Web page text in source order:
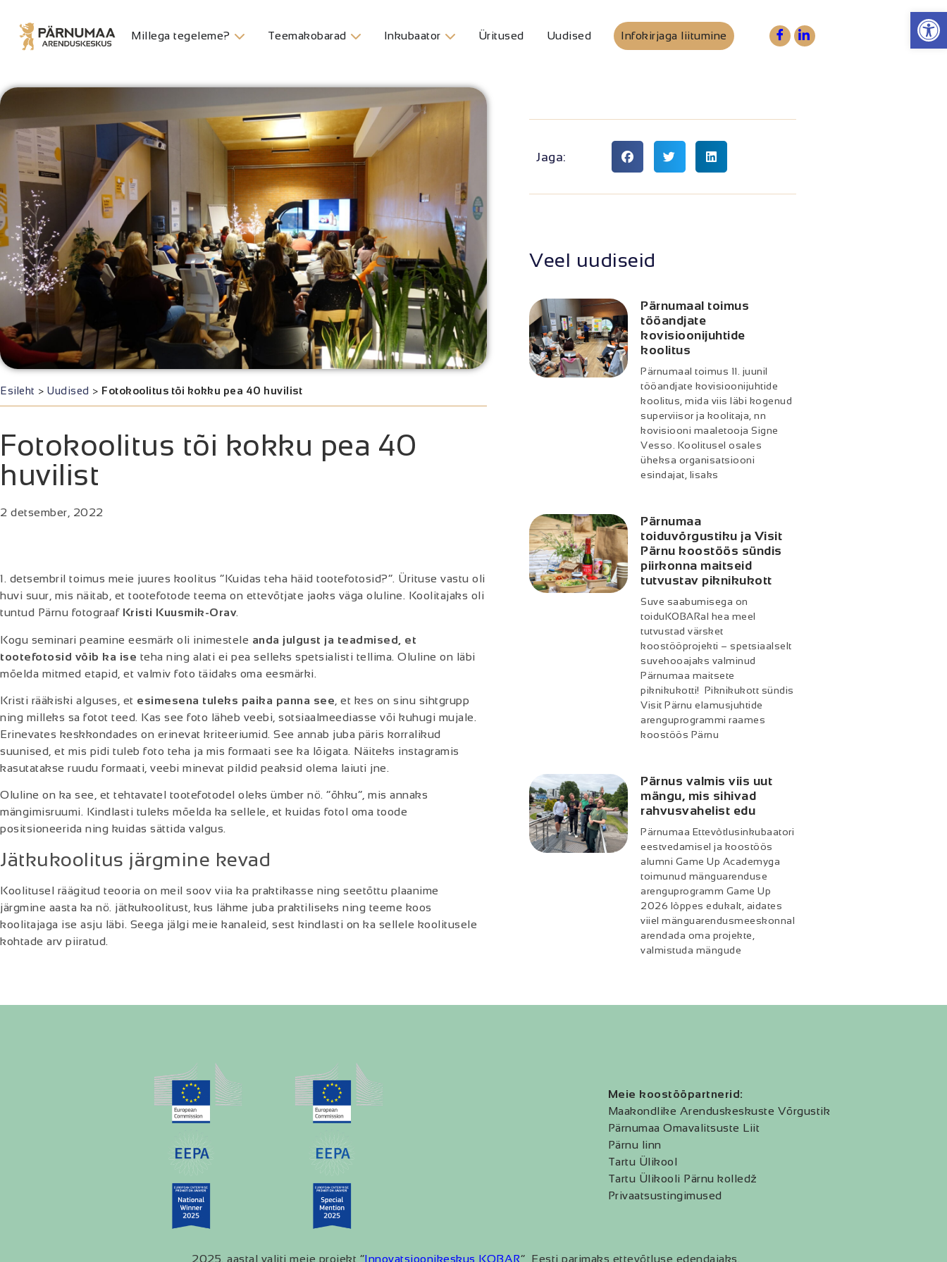
Millega tegeleme? Teemakobarad Inkubaator Üritused Uudised Infokirjaga liitumine
Esileht > Uudised > Fotokoolitus tõi kokku pea 40 huvilist
Fotokoolitus tõi kokku pea 40
huvilist
2 detsember, 2022
1. detsembril toimus meie juures koolitus “Kuidas teha häid tootefotosid?”. Ürituse vastu oli
huvi suur, mis näitab, et tootefotode teema on ettevõtjate jaoks väga oluline. Koolitajaks oli
tuntud Pärnu fotograaf Kristi Kuusmik-Orav.
Kogu seminari peamine eesmärk oli inimestele anda julgust ja teadmised, et
tootefotosid võib ka ise teha ning alati ei pea selleks spetsialisti tellima. Oluline on läbi
mõelda mitmed etapid, et valmiv foto täidaks oma eesmärki.
Kristi rääkiski alguses, et esimesena tuleks paika panna see , et kes on sinu sihtgrupp
ning milleks sa fotot teed. Kas see foto läheb veebi, sotsiaalmeediasse või kuhugi mujale.
Erinevates keskkondades on erinevat kriteeriumid. See annab juba päris korralikud
suunised, et mis pidi tuleb foto teha ja mis formaati see ka lõigata. Näiteks instagramis
kasutatakse ruudu formaati, veebi minevat pildid peaksid olema laiuti jne.
Oluline on ka see, et tehtavatel tootefotodel oleks ümber nö. “õhku”, mis annaks
mängimisruumi. Kindlasti tuleks mõelda ka sellele, et kuidas fotol oma toode
positsioneerida ning kuidas sättida valgus.
Jätkukoolitus järgmine kevad
Koolitusel räägitud teooria on meil soov viia ka praktikasse ning seetõttu plaanime
järgmine aasta ka nö. jätkukoolitust, kus lähme juba praktiliseks ning teeme koos
koolitajaga ise asju läbi. Seega jälgi meie kanaleid, sest kindlasti on ka sellele koolitusele
kohtade arv piiratud.
Jaga:
Veel uudiseid
Pärnumaal toimus
tööandjate
kovisioonijuhtide
koolitus
Pärnumaal toimus 11. juunil
tööandjate kovisioonijuhtide
koolitus, mida viis läbi kogenud
superviisor ja koolitaja, nn
kovisiooni maaletooja Signe
Vesso. Koolitusel osales
üheksa organisatsiooni
esindajat, lisaks
Pärnumaa
toiduvõrgustiku ja Visit
Pärnu koostöös sündis
piirkonna maitseid
tutvustav piknikukott
Suve saabumisega on
toiduKOBARal hea meel
tutvustad värsket
koostööprojekti – spetsiaalselt
suvehooajaks valminud
Pärnumaa maitsete
piknikukotti! Piknikukott sündis
Visit Pärnu elamusjuhtide
arenguprogrammi raames
koostöös Pärnu
Pärnus valmis viis uut
mängu, mis sihivad
rahvusvahelist edu
Pärnumaa Ettevõtlusinkubaatori
eestvedamisel ja koostöös
alumni Game Up Academyga
toimunud mänguarenduse
arenguprogramm Game Up
2026 lõppes edukalt, aidates
viiel mänguarendusmeeskonnal
arendada oma projekte,
valmistuda mängude
Meie koostööpartnerid:
Maakondlike Arenduskeskuste Võrgustik
Pärnumaa Omavalitsuste Liit
Pärnu linn
Tartu Ülikool
Tartu Ülikooli Pärnu kolledž
Privaatsustingimused
2025. aastal valiti meie projekt “Innovatsioonikeskus KOBAR” Eesti parimaks ettevõtluse edendajaks.